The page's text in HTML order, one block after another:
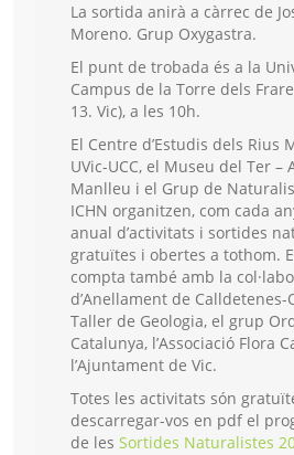
La sortida anirà a càrrec de
Moreno. Grup Oxygastra.
El punt de trobada és a la
Campus de la Torre dels
13. Vic), a les 10h.
El Centre d’Estudis dels Rius
UVic-UCC, el Museu del Ter –
Manlleu i el Grup de
ICHN organitzen, com cada
anual d’activitats i sortides
gratuïtes i obertes a tothom.
compta també amb la
d’Anellament de Calldetenes-
Taller de Geologia, el grup
Catalunya, l’Associació Flora
l’Ajuntament de Vic.
Totes les activitats són
descarregar-vos en pdf el
de les Sortides Naturalistes